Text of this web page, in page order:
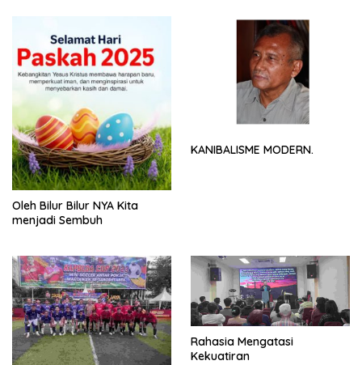
Oleh Bilur Bilur NYA Kita
menjadi Sembuh
KANIBALISME MODERN.
Rahasia Mengatasi
Kekuatiran